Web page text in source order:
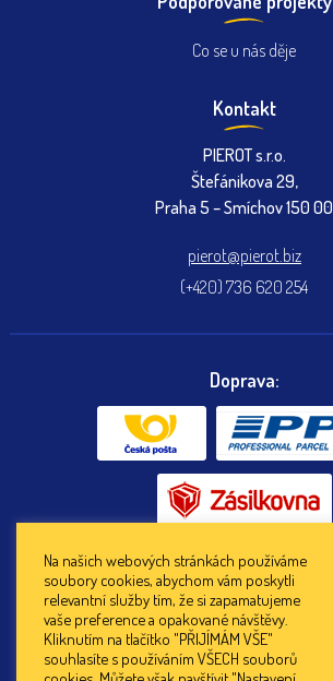
Co se u nás děje
Kontakt
PIEROT s.r.o.
Štefánikova 29,
Praha 5 – Smíchov 150 00
pierot@pierot.biz
(+420) 736 620 254
Doprava:
Platba:
Na našich webových stránkách používáme
soubory cookies, abychom vám poskytli
relevantní služby tím, že si zapamatujeme
vaše preference a opakované návštěvy.
Kliknutím na tlačítko "PŘIJÍMÁM VŠE"
souhlasíte s používáním VŠECH souborů